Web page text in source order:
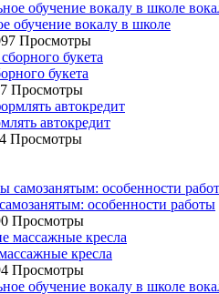
обучение вокалу в школе
Просмотры
букета
Просмотры
автокредит
Просмотры
особенности работы
Просмотры
кресла
Просмотры